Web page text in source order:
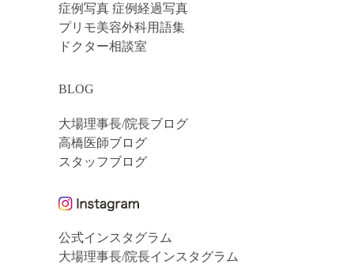
症例写真 症例経過写真
プリモ美容外科用語集
ドクター相談室
BLOG
大場理事長/院長ブログ
高橋医師ブログ
スタッフブログ
公式インスタグラム
大場理事長/院長インスタグラム